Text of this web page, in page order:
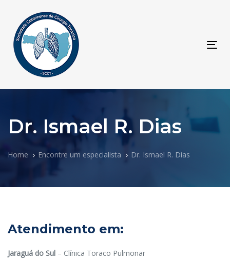
primary
navigation
Dr. Ismael R. Dias
Home Encontre um especialista Dr. Ismael R. Dias
Atendimento em:
Jaraguá do Sul – Clínica Toraco Pulmonar